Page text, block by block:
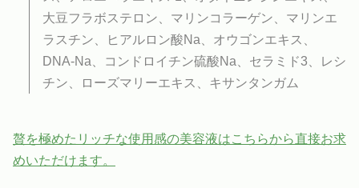
大豆フラボステロン、マリンコラーゲン、マリンエ
ラスチン、ヒアルロン酸Na、オウゴンエキス、
DNA-Na、コンドロイチン硫酸Na、セラミド3、レシ
チン、ローズマリーエキス、キサンタンガム
贅を極めたリッチな使用感の美容液はこちらから直接お求
めいただけます。